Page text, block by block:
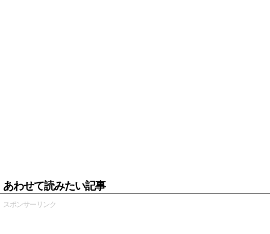
あわせて読みたい記事
スポンサーリンク